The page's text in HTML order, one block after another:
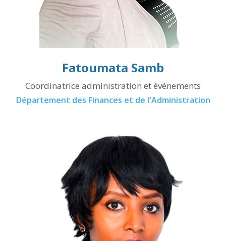
Fatoumata Samb
Coordinatrice administration et événements
Département des Finances et de l'Administration